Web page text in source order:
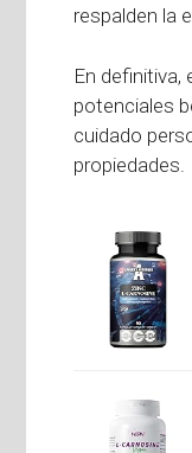
respalden la
En
potenciales
cuidado
propiedades.